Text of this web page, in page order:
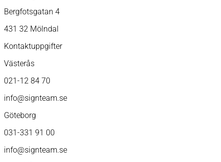
Bergfotsgatan 4
431 32 Mölndal
Kontaktuppgifter
Västerås
021-12 84 70
info@signteam.se
Göteborg
031-331 91 00
info@signteam.se